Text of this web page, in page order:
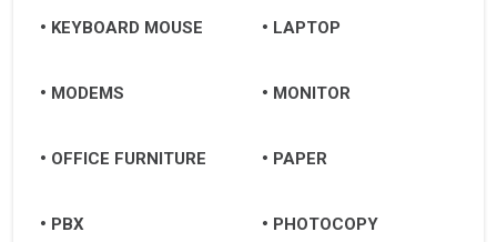
KEYBOARD MOUSE LAPTOP
MODEMS MONITOR
OFFICE FURNITURE PAPER
PBX PHOTOCOPY